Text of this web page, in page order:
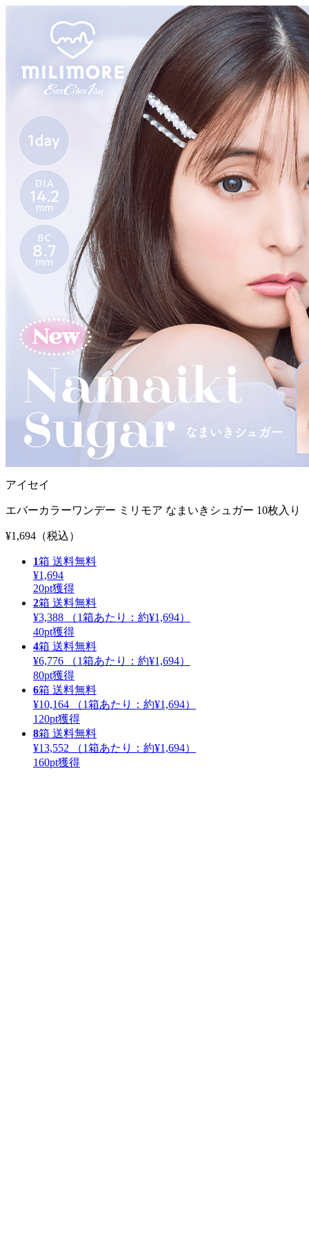
アイセイ
エバーカラーワンデー ミリモア なまいきシュガー 10枚入り
¥1,694 （税込）
1箱 送料無料
¥1,694
20pt獲得
2箱 送料無料
¥3,388
（1箱あたり： 約¥1,694）
40pt獲得
4箱 送料無料
¥6,776
（1箱あたり： 約¥1,694）
80pt獲得
6箱 送料無料
¥10,164
（1箱あたり： 約¥1,694）
120pt獲得
8箱 送料無料
¥13,552
（1箱あたり： 約¥1,694）
160pt獲得